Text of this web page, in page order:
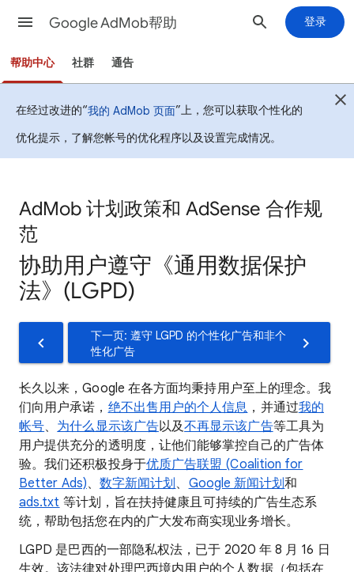
Google AdMob帮助 登录
帮助中心 社群 通告
在经过改进的“我的 AdMob 页面”上，您可以获取个性化的
优化提示，了解您帐号的优化程序以及设置完成情况。
AdMob 计划政策和 AdSense 合作规
范
协助用户遵守《通用数据保护
法》(LGPD)
下一页: 遵守 LGPD 的个性化广告和非个
性化广告
长久以来，Google 在各方面均秉持用户至上的理念。我
们向用户承诺， 绝不出售用户的个人信息 ，并通过我的
帐号、 为什么显示该广告以及不再显示该广告等工具为
用户提供充分的透明度，让他们能够掌控自己的广告体
验。我们还积极投身于优质广告联盟 (Coalition for
Better Ads)、 数字新闻计划 、 Google 新闻计划和
ads.txt 等计划，旨在扶持健康且可持续的广告生态系
统，帮助包括您在内的广大发布商实现业务增长。
LGPD 是巴西的一部隐私权法，已于 2020 年 8 月 16 日
生效。该法律对处理巴西境内用户的个人数据（包括在